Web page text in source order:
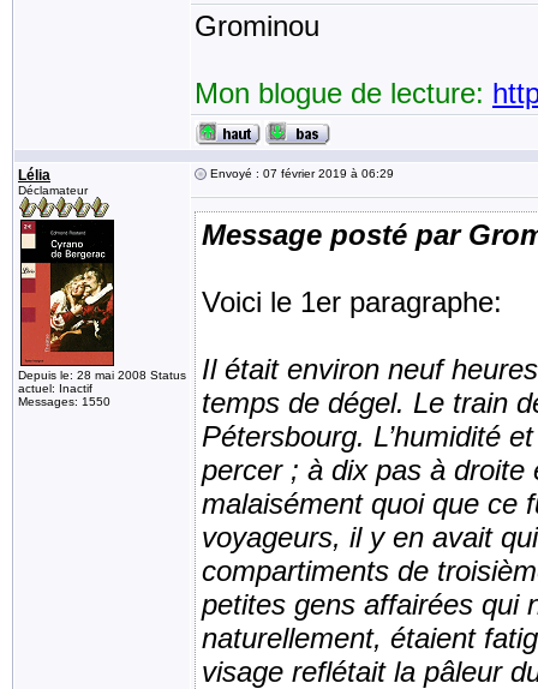
Grominou
Mon blogue de lecture:
Lélia
Déclamateur
Depuis le: 28 mai 2008 Status
actuel: Inactif
Messages: 1550
Envoyé : 07 février 2019 à 06:29
Message posté par
Voici le 1er paragraphe:
Il était environ neuf
temps de dégel. Le train
Pétersbourg. L’humidité
percer ; à dix pas à droite
malaisément quoi que ce
voyageurs, il y en avait
compartiments de
petites gens affairées qui
naturellement, étaient
visage reflétait la pâleur